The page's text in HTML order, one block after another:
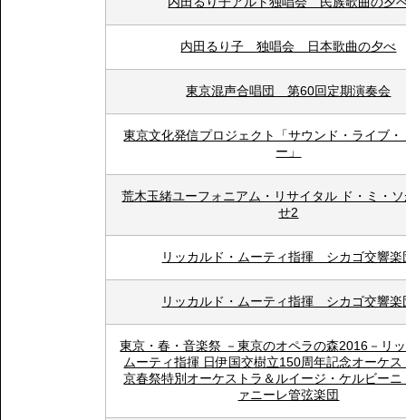
内田るり子 独唱会 日本歌曲の夕べ
東京混声合唱団 第60回定期演奏会
東京文化発信プロジェクト「サウンド・ライブ
ー」
荒木玉緒ユーフォニアム・リサイタル ド・ミ・
せ2
リッカルド・ムーティ指揮 シカゴ交響楽
リッカルド・ムーティ指揮 シカゴ交響楽
東京・春・音楽祭 －東京のオペラの森2016－リ
ムーティ指揮 日伊国交樹立150周年記念オーケ
京春祭特別オーケストラ＆ルイージ・ケルビー
ァニーレ管弦楽団